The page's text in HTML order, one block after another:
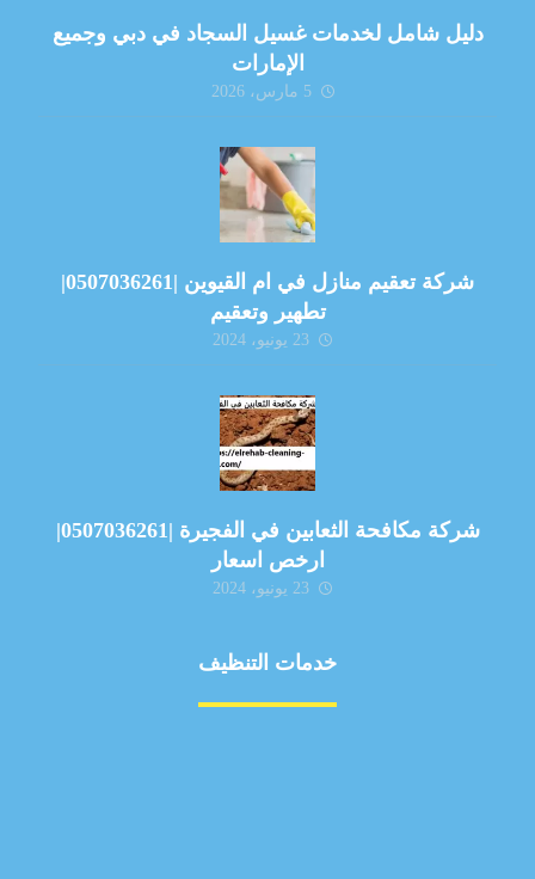
دليل شامل لخدمات غسيل السجاد في دبي وجميع
الإمارات
5 مارس، 2026
شركة تعقيم منازل في ام القيوين |0507036261|
تطهير وتعقيم
23 يونيو، 2024
شركة مكافحة الثعابين في الفجيرة |0507036261|
ارخص اسعار
23 يونيو، 2024
خدمات التنظيف